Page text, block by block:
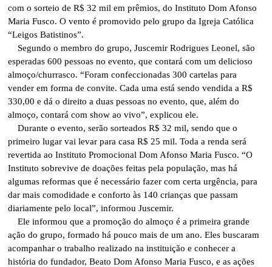
com o sorteio de R$ 32 mil em prêmios, do Instituto Dom Afonso
Maria Fusco. O vento é promovido pelo grupo da Igreja Católica
“Leigos Batistinos”.
Segundo o membro do grupo, Juscemir Rodrigues Leonel, são
esperadas 600 pessoas no evento, que contará com um delicioso
almoço/churrasco. “Foram confeccionadas 300 cartelas para
vender em forma de convite. Cada uma está sendo vendida a R$
330,00 e dá o direito a duas pessoas no evento, que, além do
almoço, contará com show ao vivo”, explicou ele.
Durante o evento, serão sorteados R$ 32 mil, sendo que o
primeiro lugar vai levar para casa R$ 25 mil. Toda a renda será
revertida ao Instituto Promocional Dom Afonso Maria Fusco. “O
Instituto sobrevive de doações feitas pela população, mas há
algumas reformas que é necessário fazer com certa urgência, para
dar mais comodidade e conforto às 140 crianças que passam
diariamente pelo local”, informou Juscemir.
Ele informou que a promoção do almoço é a primeira grande
ação do grupo, formado há pouco mais de um ano. Eles buscaram
acompanhar o trabalho realizado na instituição e conhecer a
história do fundador, Beato Dom Afonso Maria Fusco, e as ações